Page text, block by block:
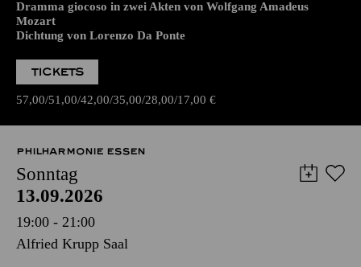
Dramma giocoso in zwei Akten von Wolfgang Amadeus
Mozart
Dichtung von Lorenzo Da Ponte
TICKETS
57,00 51,00 42,00 35,00 28,00 17,00 €
PHILHARMONIE ESSEN
Sonntag
13.09.2026
19:00 - 21:00
Alfried Krupp Saal